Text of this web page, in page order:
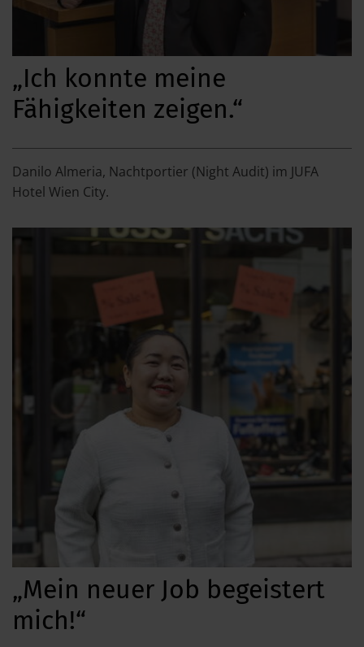
„Ich konnte meine
Fähigkeiten zeigen.“
Danilo Almeria, Nachtportier (Night Audit) im JUFA
Hotel Wien City.
„Mein neuer Job begeistert
mich!“